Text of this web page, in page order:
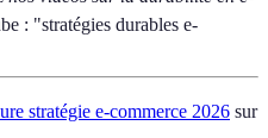
: "stratégies durables e-
stratégie e-commerce 2026 sur